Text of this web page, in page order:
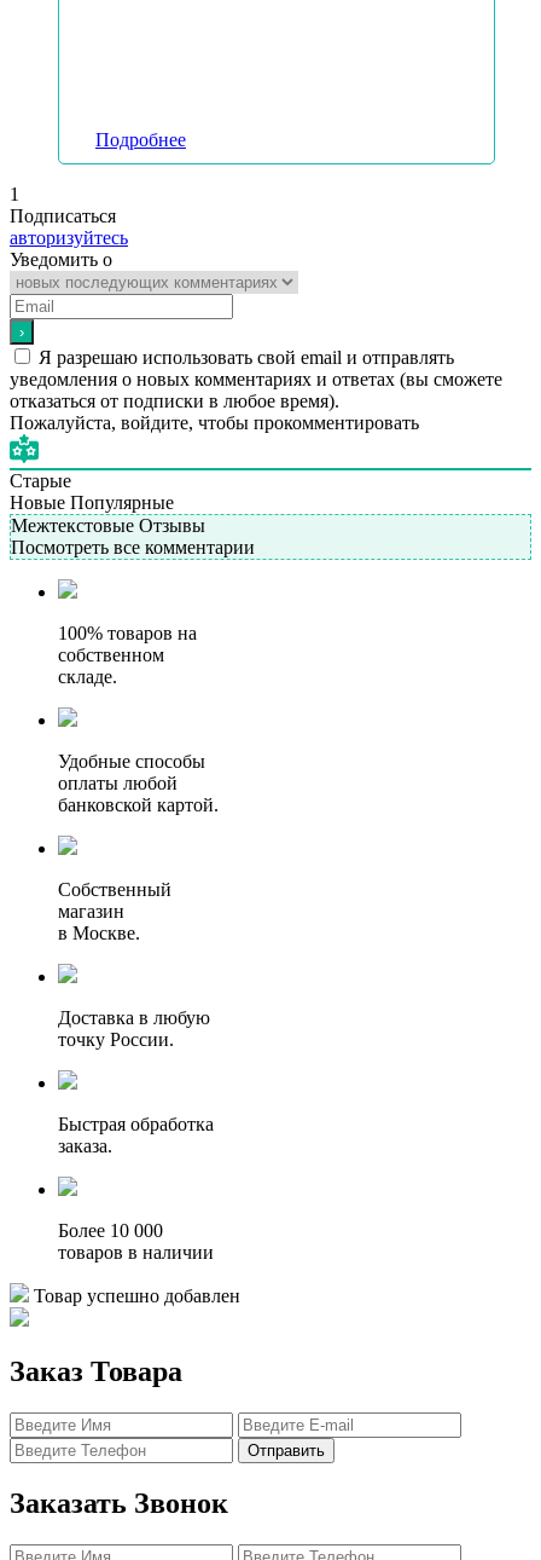
Подробнее
1
Подписаться
авторизуйтесь
Уведомить о
Я разрешаю использовать свой email и отправлять
уведомления о новых комментариях и ответах (вы cможете
отказаться от подписки в любое время).
Пожалуйста, войдите, чтобы прокомментировать
Старые
Новые Популярные
Межтекстовые Отзывы
Посмотреть все комментарии
100% товаров на
собственном
складе.
Удобные способы
оплаты любой
банковской картой.
Собственный
магазин
в Москве.
Доставка в любую
точку России.
Быстрая обработка
заказа.
Более 10 000
товаров в наличии
Товар успешно добавлен
Заказ Товара
Отправить
Заказать Звонок